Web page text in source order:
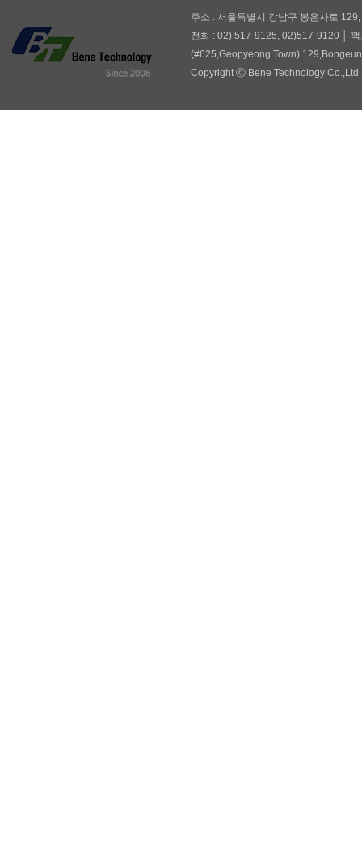
주소 : 서울특별시 강남구 봉은사로
전화 : 02) 517-9125, 02)517-9120 │
(#625,Geopyeong Town)
Copyright ⓒ Bene Technology